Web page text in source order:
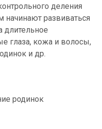
деления
развиваться
длительное
глаза, кожа и волосы,
и др.
родинок